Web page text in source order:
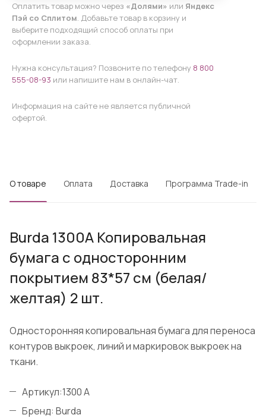
Оплатить товар можно через «Долями» или Яндекс
Пэй со Сплитом. Добавьте товар в корзину и
выберите подходящий способ оплаты при
оформлении заказа.
Нужна консультация? Позвоните по телефону 8 800
555-08-93 или напишите нам в онлайн-чат.
Информация на сайте не является публичной
офертой.
О товаре Оплата Доставка Программа Trade-in
Burda 1300A Копировальная
бумага с односторонним
покрытием 83*57 см (белая/
желтая) 2 шт.
Односторонняя копировальная бумага для переноса
контуров выкроек, линий и маркировок выкроек на
ткани.
Артикул:1300 A
Бренд: Burda